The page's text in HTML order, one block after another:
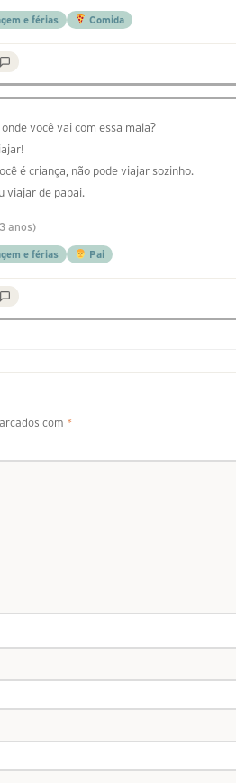
e férias Comida
você vai com essa mala?
é criança, não pode viajar sozinho.
viajar de papai.
anos)
e férias Pai
com *